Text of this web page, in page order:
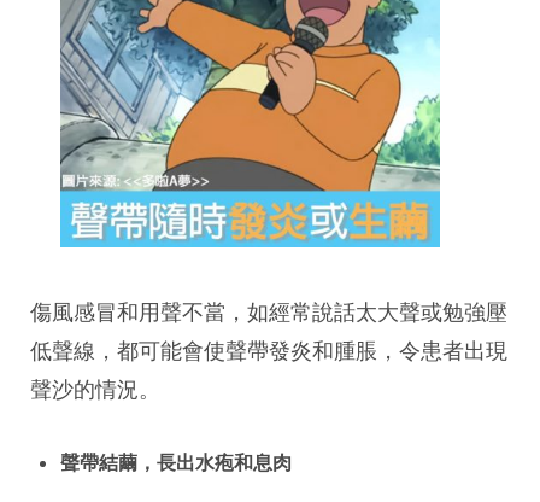
傷風感冒和用聲不當，如經常說話太大聲或勉強壓
低聲線，都可能會使聲帶發炎和腫脹，令患者出現
聲沙的情況。
聲帶結繭，長出水疱和息肉